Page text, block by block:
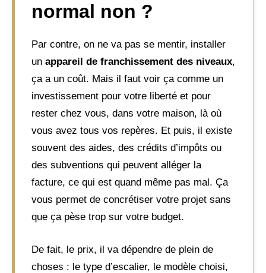
normal non ?
Par contre, on ne va pas se mentir, installer
un appareil de franchissement des niveaux,
ça a un coût. Mais il faut voir ça comme un
investissement pour votre liberté et pour
rester chez vous, dans votre maison, là où
vous avez tous vos repères. Et puis, il existe
souvent des aides, des crédits d’impôts ou
des subventions qui peuvent alléger la
facture, ce qui est quand même pas mal. Ça
vous permet de concrétiser votre projet sans
que ça pèse trop sur votre budget.
De fait, le prix, il va dépendre de plein de
choses : le type d’escalier, le modèle choisi,